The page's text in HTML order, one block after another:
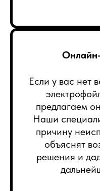
Если у вас нет
предлагаем
Наши
причину
объяснят
решения и